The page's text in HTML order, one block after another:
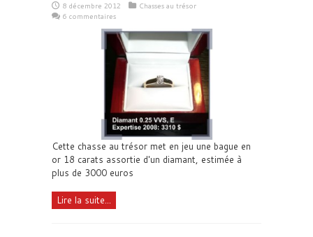
8 décembre 2012
Chasses au trésor
6 commentaires
Cette chasse au trésor met en jeu une bague en
or 18 carats assortie d'un diamant, estimée à
plus de 3000 euros
Lire la suite...